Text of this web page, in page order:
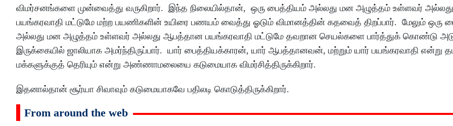
விமர்சனங்களை முன்வைத்து வருகிறார். இந்த நிலையில்தான், ஒரு பைத்தியம் அல்லது மன அழுத்தம் உள்ளவர்
பயங்கரவாதி மட்டுமே மற்ற பயணிகளின் உயிரை பணயம் வைத்து ஓடும் விமானத்தின் கதவைத் திறப்பார். மேலும் ஒரு
அல்லது மன அழுத்தம் உள்ளவர் அல்லது ஆபத்தான பயங்கரவாதி மட்டுமே தவறான செயல்களை பார்த்துக் கொண்டு
இருக்கையில் ஜாலியாக அமர்ந்திருப்பார். யார் பைத்தியக்காரன், யார் ஆபத்தானவன், மற்றும் யார் பயங்கரவாதி என்று
மக்களுக்குத் தெரியும் என்று அண்ணாமலையை கடுமையாக விமர்சித்திருக்கிறார்.
இதனால்தான் சூர்யா சிவாவும் கடுமையாகவே பதிலடி கொடுத்திருக்கிறார்.
From around the web